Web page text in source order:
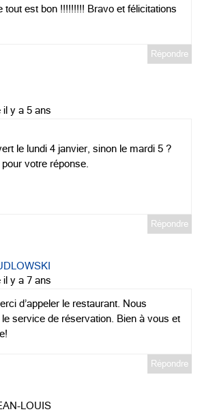
tout est bon !!!!!!!!! Bravo et félicitations
Répondre
il y a 5 ans
le lundi 4 janvier, sinon le mardi 5 ?
pour votre réponse.
Répondre
il y a 7 ans
d’appeler le restaurant. Nous
le service de réservation. Bien à vous et
Répondre
LOUIS